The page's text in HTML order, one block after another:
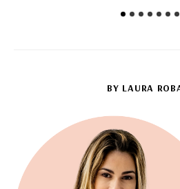
BY LAURA